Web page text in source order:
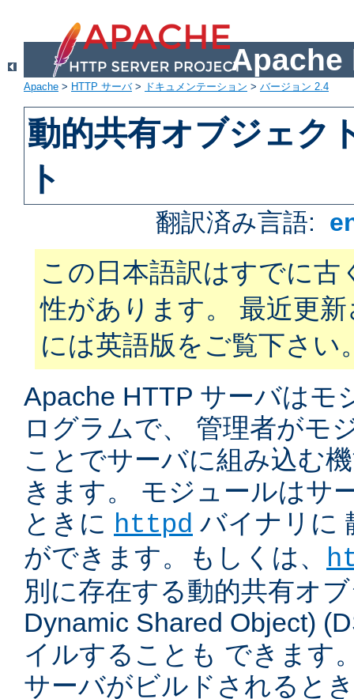
Apache
Apache > HTTP サーバ> ドキュメンテーション > バージョン 2.4
動的共有オブジェク
ト
翻訳済み言語:
この日本語訳はすでに古
性があります。 最近更
には英語版をご覧下さい
Apache HTTP サーバはモ
ログラムで、 管理者がモ
ことでサーバに組み込む
きます。 モジュールはサ
ときに httpd バイナリに
ができます。もしくは、
別に存在する動的共有オ
Dynamic Shared Object)
イルすることも できます
サーバがビルドされると